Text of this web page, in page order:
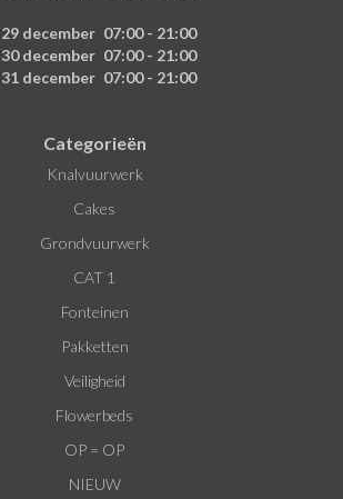
29 december 07:00 - 21:00
30 december 07:00 - 21:00
31 december 07:00 - 21:00
Categorieën
Knalvuurwerk
Cakes
Grondvuurwerk
CAT 1
Fonteinen
Pakketten
Veiligheid
Flowerbeds
OP = OP
NIEUW